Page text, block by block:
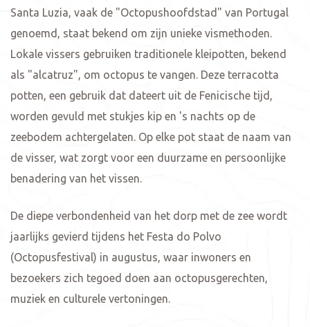
Santa Luzia, vaak de "Octopushoofdstad" van Portugal
genoemd, staat bekend om zijn unieke vismethoden.
Lokale vissers gebruiken traditionele kleipotten, bekend
als "alcatruz", om octopus te vangen. Deze terracotta
potten, een gebruik dat dateert uit de Fenicische tijd,
worden gevuld met stukjes kip en 's nachts op de
zeebodem achtergelaten. Op elke pot staat de naam van
de visser, wat zorgt voor een duurzame en persoonlijke
benadering van het vissen.
De diepe verbondenheid van het dorp met de zee wordt
jaarlijks gevierd tijdens het Festa do Polvo
(Octopusfestival) in augustus, waar inwoners en
bezoekers zich tegoed doen aan octopusgerechten,
muziek en culturele vertoningen.